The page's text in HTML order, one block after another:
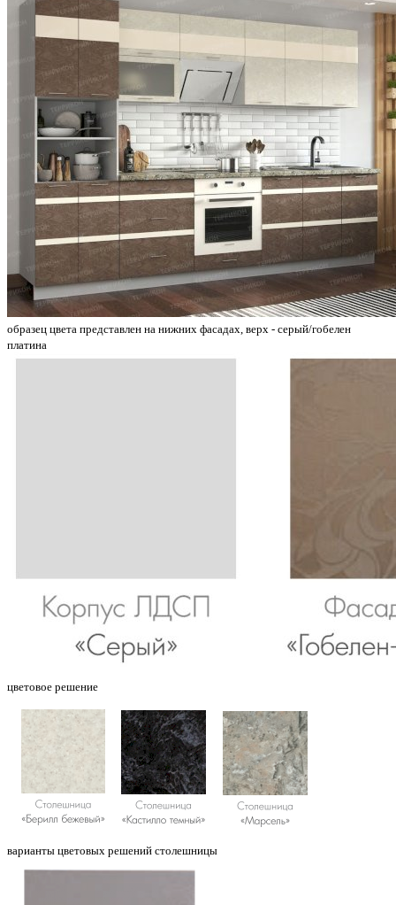
образец цвета представлен на нижних фасадах, верх - серый/гобелен
платина
цветовое решение
варианты цветовых решений столешницы